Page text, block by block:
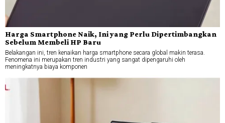
Harga Smartphone Naik, Ini yang Perlu Dipertimbangkan
Sebelum Membeli HP Baru
Belakangan ini, tren kenaikan harga smartphone secara global makin terasa.
Fenomena ini merupakan tren industri yang sangat dipengaruhi oleh
meningkatnya biaya komponen